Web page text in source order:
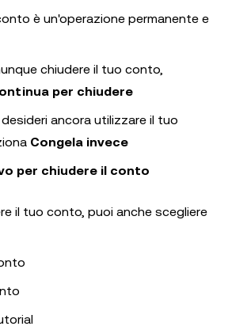
è un'operazione permanente e
chiudere il tuo conto,
per chiudere
ancora utilizzare il tuo
Congela invece
per chiudere il conto
il tuo conto, puoi anche scegliere